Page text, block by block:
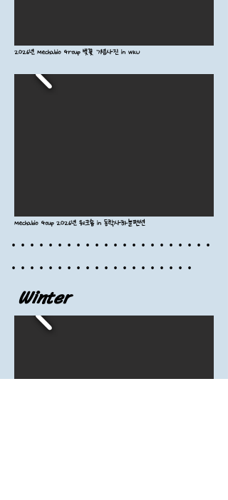
2026년 Mechabio Group 벚꽃 기념사진 in WKU
Mechabio Goup 2026년 워크숍 in 동학사하늘펜션
·​ · ​· ​· ​· · ​ · ​· ​· ​· · ​ · ​· ​· ​· · ​ · ​· ​· ​· · ​ ·
· ​· ​· · ​ · ​· ​· ​· · ​ · ​· ​· ​· · ​ · ​· ​· ​· · ​ ·
Winter